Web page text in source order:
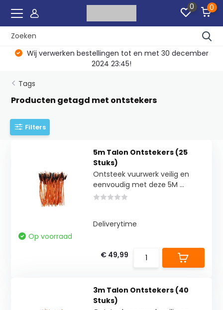
0 0
Wij verwerken bestellingen tot en met 30 december
2024 23:45!
Tags
Producten getagd met ontstekers
Filters
5m Talon Ontstekers (25
Stuks)
Ontsteek vuurwerk veilig en
eenvoudig met deze 5M ...
Deliverytime
Op voorraad
€ 49,99
3m Talon Ontstekers (40
Stuks)